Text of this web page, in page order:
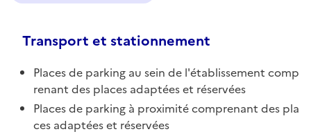
Transport et stationnement
Places de parking au sein de l'établissement comp
renant des places adaptées et réservées
Places de parking à proximité comprenant des pla
ces adaptées et réservées